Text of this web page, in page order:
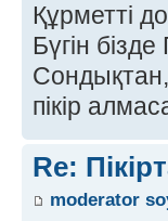
Құрметті
Бүгін
пікір
Re:
moderator